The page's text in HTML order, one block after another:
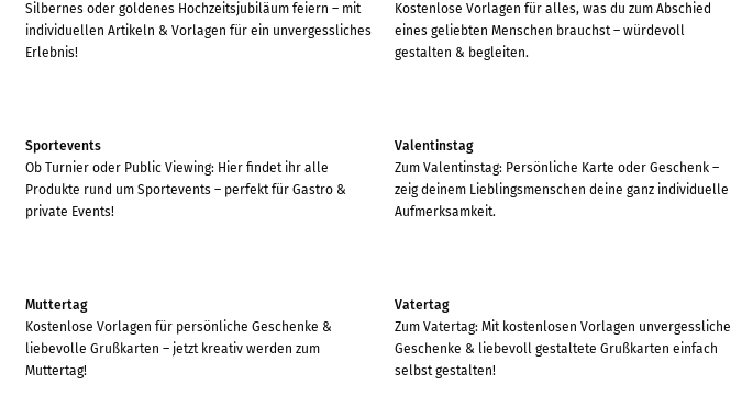
Silbernes oder goldenes Hochzeitsjubiläum feiern – mit
individuellen Artikeln & Vorlagen für ein unvergessliches
Erlebnis!
Kostenlose Vorlagen für alles, was du zum Abschied
eines geliebten Menschen brauchst – würdevoll
gestalten & begleiten.
Sportevents
Ob Turnier oder Public Viewing: Hier findet ihr alle
Produkte rund um Sportevents – perfekt für Gastro &
private Events!
Valentinstag
Zum Valentinstag: Persönliche Karte oder Geschenk –
zeig deinem Lieblingsmenschen deine ganz individuelle
Aufmerksamkeit.
Muttertag
Kostenlose Vorlagen für persönliche Geschenke &
liebevolle Grußkarten – jetzt kreativ werden zum
Muttertag!
Vatertag
Zum Vatertag: Mit kostenlosen Vorlagen unvergessliche
Geschenke & liebevoll gestaltete Grußkarten einfach
selbst gestalten!